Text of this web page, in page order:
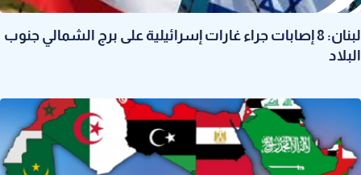
لبنان: 8 إصابات جراء غارات إسرائيلية على برج الشمالي جنوب
البلاد